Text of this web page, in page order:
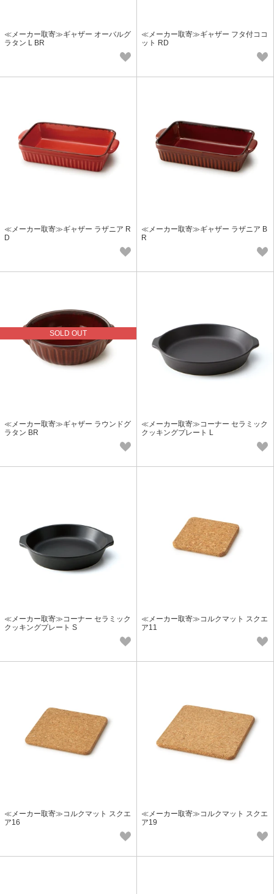
≪メーカー取寄≫ギャザー オーバルグ
ラタン L BR
≪メーカー取寄≫ギャザー フタ付ココ
ット RD
≪メーカー取寄≫ギャザー ラザニア R
D
≪メーカー取寄≫ギャザー ラザニア B
R
SOLD OUT
≪メーカー取寄≫ギャザー ラウンドグ
ラタン BR
≪メーカー取寄≫コーナー セラミック
クッキングプレート L
≪メーカー取寄≫コーナー セラミック
クッキングプレート S
≪メーカー取寄≫コルクマット スクエ
ア11
≪メーカー取寄≫コルクマット スクエ
ア16
≪メーカー取寄≫コルクマット スクエ
ア19